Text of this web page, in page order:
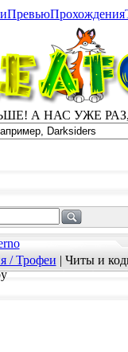
ПревьюПрохождения
А НАС УЖЕ РАЗ,
/ Трофеи | Читы и